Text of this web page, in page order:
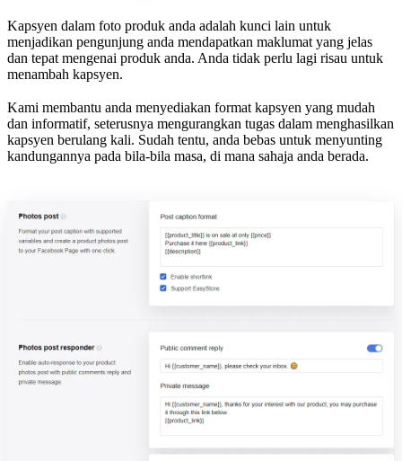
Kapsyen dalam foto produk anda adalah kunci lain untuk
menjadikan pengunjung anda mendapatkan maklumat yang jelas
dan tepat mengenai produk anda. Anda tidak perlu lagi risau untuk
menambah kapsyen.
Kami membantu anda menyediakan format kapsyen yang mudah
dan informatif, seterusnya mengurangkan tugas dalam menghasilkan
kapsyen berulang kali. Sudah tentu, anda bebas untuk menyunting
kandungannya pada bila-bila masa, di mana sahaja anda berada.